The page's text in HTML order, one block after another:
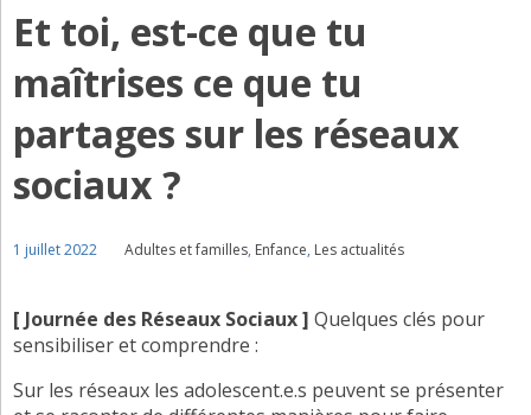
Et toi, est-ce que tu
maîtrises ce que tu
partages sur les réseaux
sociaux ?
1 juillet 2022 Adultes et familles, Enfance, Les actualités
[ Journée des Réseaux Sociaux ]Quelques clés pour
sensibiliser et comprendre :
Sur les réseaux les adolescent.e.s peuvent se présenter